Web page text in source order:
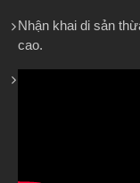
Nhận khai di sản
cao.